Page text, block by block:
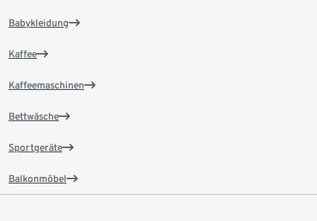
Babykleidung
Kaffee
Kaffeemaschinen
Bettwäsche
Sportgeräte
Balkonmöbel